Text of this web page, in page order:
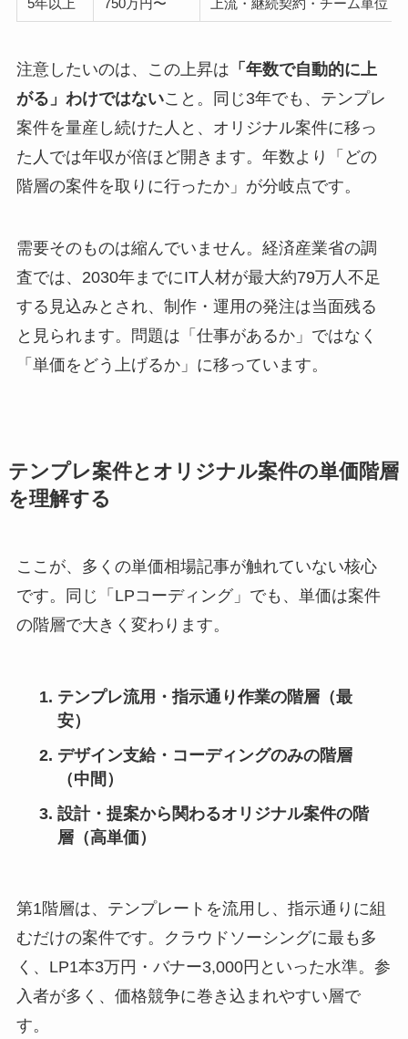
5年以上 750万円〜 上流・継続契約・チーム単位
注意したいのは、この上昇は 「年数で自動的に上
がる」わけではないこと。同じ3年でも、テンプレ
案件を量産し続けた人と、オリジナル案件に移っ
た人では年収が倍ほど開きます。年数より「どの
階層の案件を取りに行ったか」が分岐点です。
需要そのものは縮んでいません。経済産業省の調
査では、2030年までにIT人材が最大約79万人不足
する見込みとされ、制作・運用の発注は当面残る
と見られます。問題は「仕事があるか」ではなく
「単価をどう上げるか」に移っています。
テンプレ案件とオリジナル案件の単価階層
を理解する
ここが、多くの単価相場記事が触れていない核心
です。同じ「LPコーディング」でも、単価は案件
の階層で大きく変わります。
テンプレ流用・指示通り作業の階層（最
安）
デザイン支給・コーディングのみの階層
（中間）
設計・提案から関わるオリジナル案件の階
層（高単価）
第1階層は、テンプレートを流用し、指示通りに組
むだけの案件です。クラウドソーシングに最も多
く、LP1本3万円・バナー3,000円といった水準。参
入者が多く、価格競争に巻き込まれやすい層で
す。